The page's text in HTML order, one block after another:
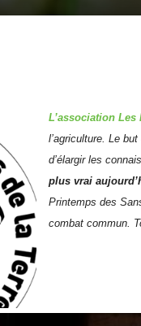
L’association
l’agriculture. Le
d’élargir les
plus vrai
Printemps des
combat commun.